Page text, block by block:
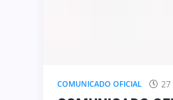
COMUNICADO OFICIAL 27